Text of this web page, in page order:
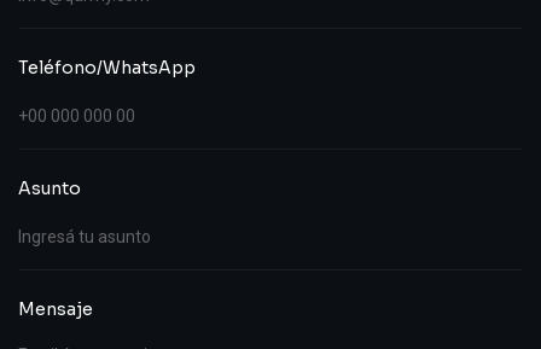
Teléfono/WhatsApp
Asunto
Mensaje